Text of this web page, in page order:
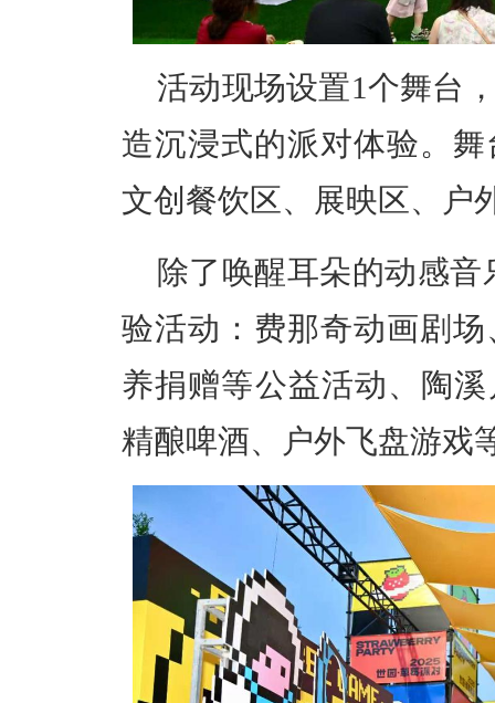
活动现场设置1个舞台
造沉浸式的派对体验。
文创餐饮区、展映区、户
除了唤醒耳朵的动感
验活动：费那奇动画剧
养捐赠等公益活动、陶
精酿啤酒、户外飞盘游戏